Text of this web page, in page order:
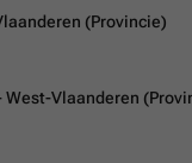
(Provincie)
Vlaanderen